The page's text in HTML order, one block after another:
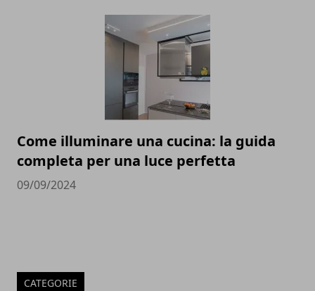
Come illuminare una cucina: la guida
completa per una luce perfetta
09/09/2024
CATEGORIE